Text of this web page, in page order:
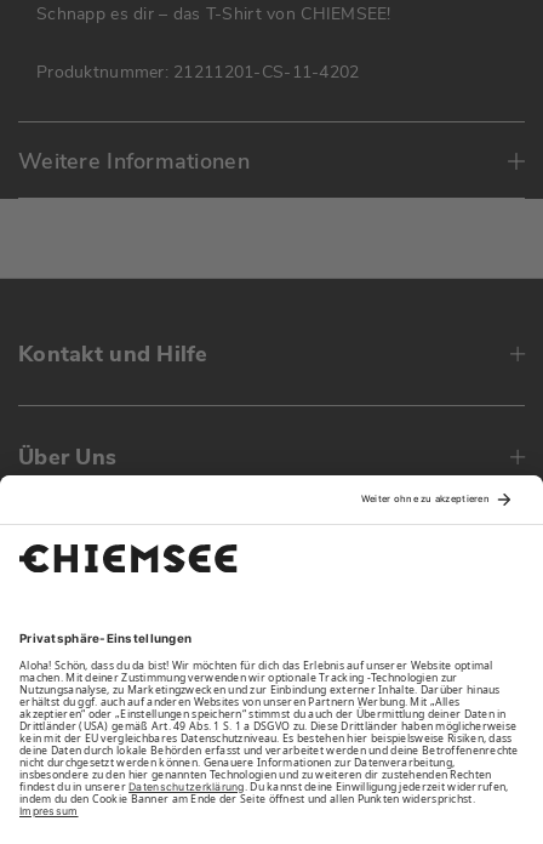
Schnapp es dir – das T-Shirt von CHIEMSEE!
Produktnummer: 21211201-CS-11-4202
Weitere Informationen
Kontakt und Hilfe
Über Uns
Family
Unsere Vorteile
Unsere Partner